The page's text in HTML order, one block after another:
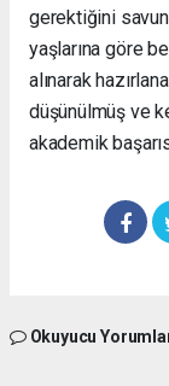
gerektiğini
yaşlarına göre
alınarak
düşünülmüş ve
akademik
Okuyucu